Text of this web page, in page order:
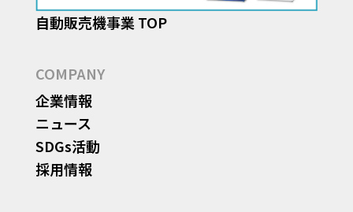
自動販売機事業 TOP
COMPANY
企業情報
ニュース
SDGs活動
採用情報